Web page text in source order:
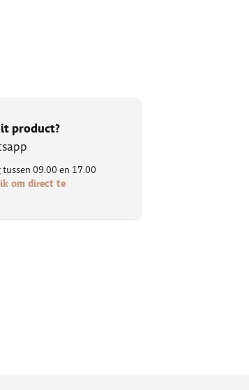
product?
09.00 en 17.00
om direct te